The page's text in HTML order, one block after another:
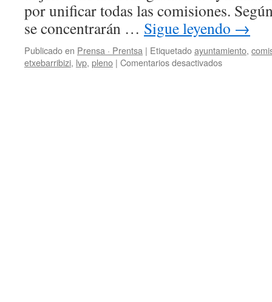
por unificar todas las comisiones.
se concentrarán … Sigue leyendo →
Publicado en Prensa · Prentsa | Etiquetadoayuntamiento,
etxebarribizi, lvp, pleno | Comentarios desactivadosen